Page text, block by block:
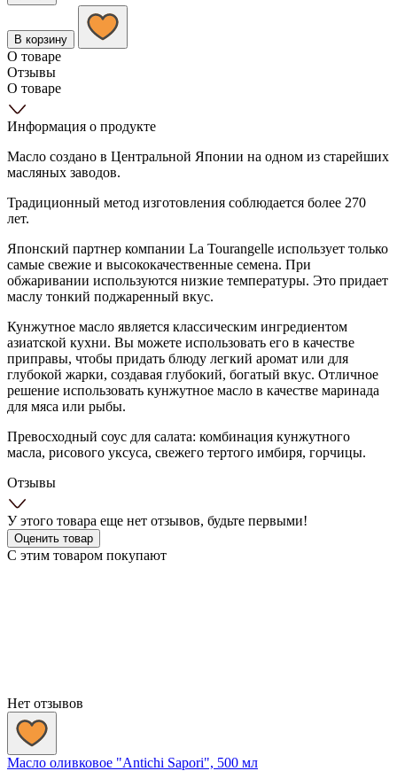
В корзину
О товаре
Отзывы
О товаре
Информация о продукте
Масло создано в Центральной Японии на одном из старейших
масляных заводов.
Традиционный метод изготовления соблюдается более 270
лет.
Японский партнер компании La Tourangelle использует только
самые свежие и высококачественные семена. При
обжаривании используются низкие температуры. Это придает
маслу тонкий поджаренный вкус.
Кунжутное масло является классическим ингредиентом
азиатской кухни. Вы можете использовать его в качестве
приправы, чтобы придать блюду легкий аромат или для
глубокой жарки, создавая глубокий, богатый вкус. Отличное
решение использовать кунжутное масло в качестве маринада
для мяса или рыбы.
Превосходный соус для салата: комбинация кунжутного
масла, рисового уксуса, свежего тертого имбиря, горчицы.
Отзывы
У этого товара еще нет отзывов, будьте первыми!
Оценить товар
С этим товаром покупают
Нет отзывов
Масло оливковое "Antichi Sapori", 500 мл